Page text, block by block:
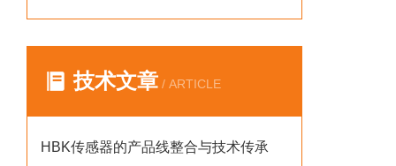
技术文章 / ARTICLE
HBK传感器的产品线整合与技术传承